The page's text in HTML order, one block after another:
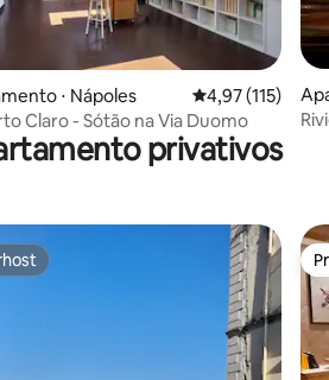
média de 5, 197 avaliações
⋅ Nápoles 4,97 de uma
4,97 (115)
Claro - Sótão na Via Duomo
privativos